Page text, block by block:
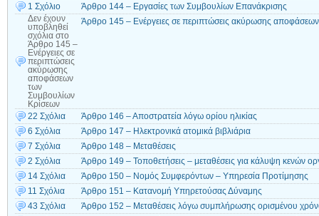
1 Σχόλιο
Άρθρο 144 – Εργασίες των Συμβουλίων Επανάκρισης
Δεν έχουν
υποβληθεί
σχόλια στο
Άρθρο 145 –
Ενέργειες σε
περιπτώσεις
ακύρωσης
αποφάσεων
των
Συμβουλίων
Κρίσεων
Άρθρο 145 – Ενέργειες σε περιπτώσεις ακύρωσης
22 Σχόλια
Άρθρο 146 – Αποστρατεία λόγω ορίου ηλικίας
6 Σχόλια
Άρθρο 147 – Ηλεκτρονικά ατομικά βιβλιάρια
7 Σχόλια
Άρθρο 148 – Μεταθέσεις
2 Σχόλια
Άρθρο 149 – Τοποθετήσεις – μεταθέσεις για κάλυψη κενών
14 Σχόλια
Άρθρο 150 – Νομός Συμφερόντων – Υπηρεσία Προτίμησης
11 Σχόλια
Άρθρο 151 – Κατανομή Υπηρετούσας Δύναμης
43 Σχόλια
Άρθρο 152 – Μεταθέσεις λόγω συμπλήρωσης ορισμένου